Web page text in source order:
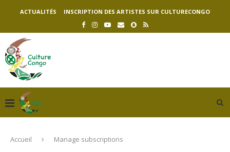
ACTUALITÉS INSCRIPTION DES ARTISTES SUR CULTURECONGO
Accueil Manage subscriptions